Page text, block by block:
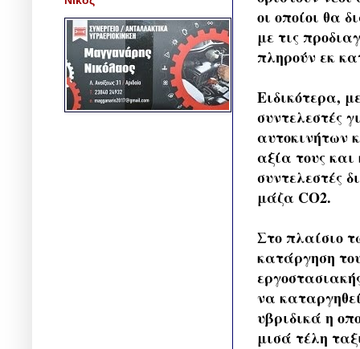
οι οποίοι θα
με τις
πληρούν εκ
Ειδικότερα,
συντελεστές
αυτοκινήτων
αξία τους και
συντελεστές
μάζα CO2.
Στο πλαίσιο
κατάργηση
να
υβριδικά η
μισά τέλη